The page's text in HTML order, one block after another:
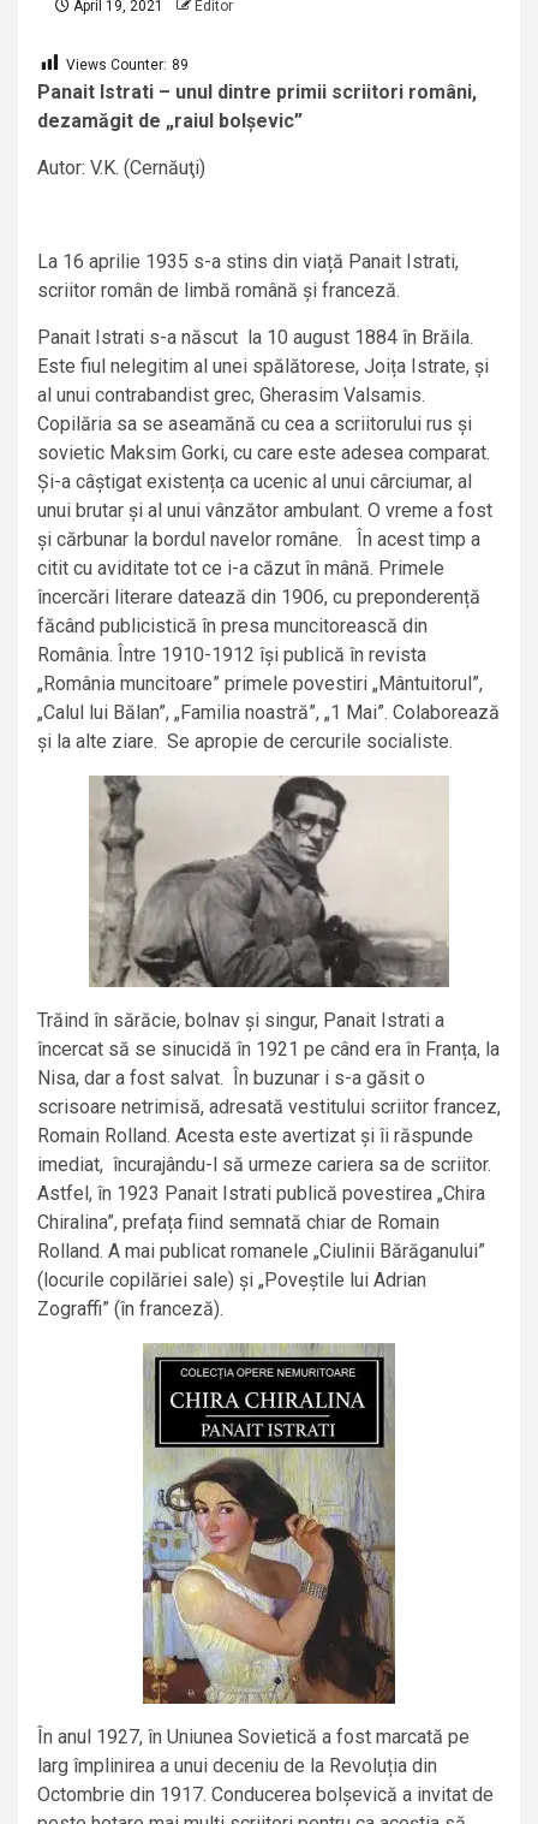
April 19, 2021 Editor
Views Counter: 89
Panait Istrati – unul dintre primii scriitori români,
dezamăgit de „raiul bolșevic”
Autor: V.K. (Cernăuţi)
La 16 aprilie 1935 s-a stins din viață Panait Istrati,
scriitor român de limbă română și franceză.
Panait Istrati s-a născut la 10 august 1884 în Brăila.
Este fiul nelegitim al unei spălătorese, Joița Istrate, și
al unui contrabandist grec, Gherasim Valsamis.
Copilăria sa se aseamănă cu cea a scriitorului rus și
sovietic Maksim Gorki, cu care este adesea comparat.
Și-a câștigat existența ca ucenic al unui cârciumar, al
unui brutar și al unui vânzător ambulant. O vreme a fost
și cărbunar la bordul navelor române. În acest timp a
citit cu aviditate tot ce i-a căzut în mână. Primele
încercări literare datează din 1906, cu preponderență
făcând publicistică în presa muncitorească din
România. Între 1910-1912 își publică în revista
„România muncitoare” primele povestiri „Mântuitorul”,
„Calul lui Bălan”, „Familia noastră”, „1 Mai”. Colaborează
și la alte ziare. Se apropie de cercurile socialiste.
Trăind în sărăcie, bolnav și singur, Panait Istrati a
încercat să se sinucidă în 1921 pe când era în Franța, la
Nisa, dar a fost salvat. În buzunar i s-a găsit o
scrisoare netrimisă, adresată vestitului scriitor francez,
Romain Rolland. Acesta este avertizat și îi răspunde
imediat, încurajându-l să urmeze cariera sa de scriitor.
Astfel, în 1923 Panait Istrati publică povestirea „Chira
Chiralina”, prefața fiind semnată chiar de Romain
Rolland. A mai publicat romanele „Ciulinii Bărăganului”
(locurile copilăriei sale) și „Poveștile lui Adrian
Zograffi” (în franceză).
În anul 1927, în Uniunea Sovietică a fost marcată pe
larg împlinirea a unui deceniu de la Revoluția din
Octombrie din 1917. Conducerea bolșevică a invitat de